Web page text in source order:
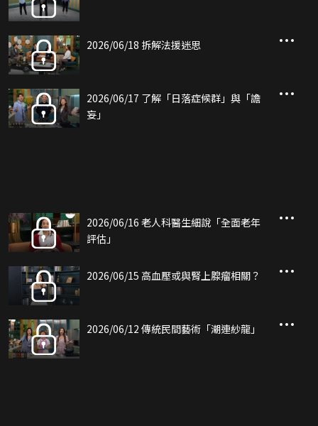
2026/06/18 拆解法援迷思
2026/06/17 了解「日落症候群」與「譫
妄」
2026/06/16 老人科醫生細說「全面老年
評估」
2026/06/15 高血壓或與腎上腺瘤相關？
2026/06/12 傳統民間藝術「潮連紗龍」